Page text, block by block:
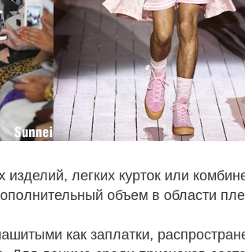
изделий, легких курток или
объем в области
как заплатки,